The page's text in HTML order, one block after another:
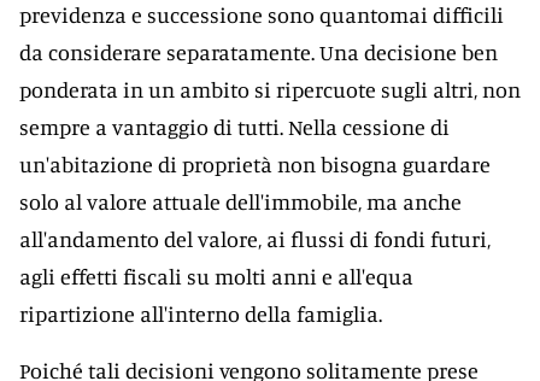
previdenza e successione sono quantomai difficili
da considerare separatamente. Una decisione ben
ponderata in un ambito si ripercuote sugli altri, non
sempre a vantaggio di tutti. Nella cessione di
un'abitazione di proprietà non bisogna guardare
solo al valore attuale dell'immobile, ma anche
all'andamento del valore, ai flussi di fondi futuri,
agli effetti fiscali su molti anni e all'equa
ripartizione all'interno della famiglia.
Poiché tali decisioni vengono solitamente prese